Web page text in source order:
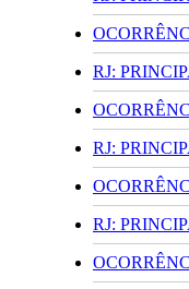
RJ:
RJ:
RJ: